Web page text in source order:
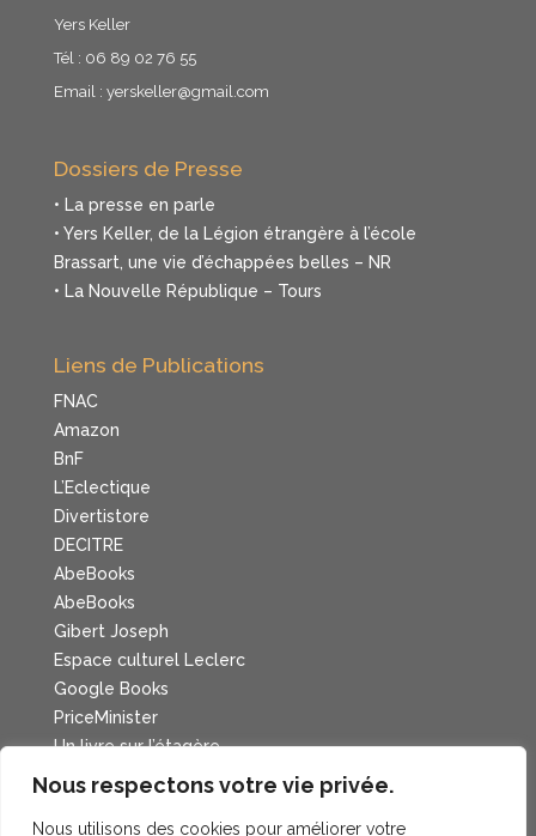
Nous respectons votre vie privée.
Nous utilisons des cookies pour améliorer votre
Yers Keller
Tél : 06 89 02 76 55
Email : yerskeller@gmail.com
Dossiers de Presse
• La presse en parle
• Yers Keller, de la Légion étrangère à l’école
Brassart, une vie d’échappées belles – NR
• La Nouvelle République – Tours
Liens de Publications
FNAC
Amazon
BnF
L’Eclectique
Divertistore
DECITRE
AbeBooks
AbeBooks
Gibert Joseph
Espace culturel Leclerc
Google Books
PriceMinister
Un livre sur l’étagère
Cadran Lunaire